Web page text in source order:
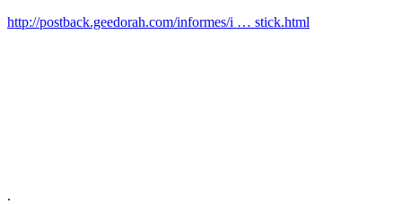
http://postback.geedorah.com/informes/i … stick.html
.